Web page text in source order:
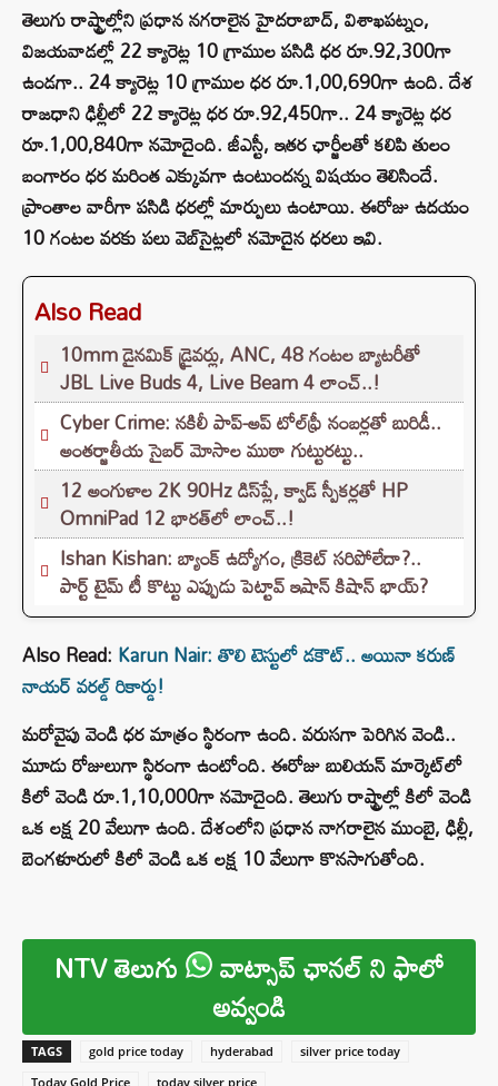
తెలుగు రాష్ట్రాల్లోని ప్రధాన నగరాలైన హైదరాబాద్‌, విశాఖపట్నం,
విజయవాడల్లో 22 క్యారెట్ల 10 గ్రాముల పసిడి ధర రూ.92,300గా
ఉండగా.. 24 క్యారెట్ల 10 గ్రాముల ధర రూ.1,00,690గా ఉంది. దేశ
రాజధాని ఢిల్లీలో 22 క్యారెట్ల ధర రూ.92,450గా.. 24 క్యారెట్ల ధర
రూ.1,00,840గా నమోదైంది. జీఎస్టీ, ఇతర ఛార్జీలతో కలిపి తులం
బంగారం ధర మరింత ఎక్కువగా ఉంటుందన్న విషయం తెలిసిందే.
ప్రాంతాల వారీగా పసిడి ధరల్లో మార్పులు ఉంటాయి. ఈరోజు ఉదయం
10 గంటల వరకు పలు వెబ్‌సైట్లలో నమోదైన ధరలు ఇవి.
Also Read
10mm డైనమిక్ డ్రైవర్లు, ANC, 48 గంటల బ్యాటరీతో
JBL Live Buds 4, Live Beam 4 లాంచ్..!
Cyber Crime: నకిలీ పాప్-అప్ టోల్‌ఫ్రీ నంబర్లతో బురిడీ..
అంతర్జాతీయ సైబర్ మోసాల ముఠా గుట్టురట్టు..
12 అంగుళాల 2K 90Hz డిస్‌ప్లే, క్వాడ్ స్పీకర్లతో HP
OmniPad 12 భారత్‌లో లాంచ్..!
Ishan Kishan: బ్యాంక్ ఉద్యోగం, క్రికెట్ సరిపోలేదా?..
పార్ట్ టైమ్ టీ కొట్టు ఎప్పుడు పెట్టావ్ ఇషాన్ కిషాన్ భాయ్‌?
Also Read: Karun Nair: తొలి టెస్టులో డకౌట్‌.. అయినా కరుణ్
నాయర్ వరల్డ్ రికార్డు!
మరోవైపు వెండి ధర మాత్రం స్థిరంగా ఉంది. వరుసగా పెరిగిన వెండి..
మూడు రోజులుగా స్థిరంగా ఉంటోంది. ఈరోజు బులియన్ మార్కెట్‌లో
కిలో వెండి రూ.1,10,000గా నమోదైంది. తెలుగు రాష్ట్రాల్లో కిలో వెండి
ఒక లక్ష 20 వేలుగా ఉంది. దేశంలోని ప్రధాన నాగరాలైన ముంబై, ఢిల్లీ,
బెంగళూరులో కిలో వెండి ఒక లక్ష 10 వేలుగా కొనసాగుతోంది.
NTV తెలుగు వాట్సాప్ ఛానల్ ని ఫాలో
అవ్వండి
TAGS gold price today hyderabad
silver price today
Today Gold Price
today silver price